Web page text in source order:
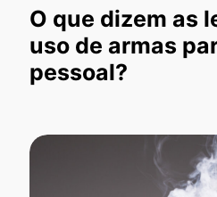
O que dizem as
uso de armas
pessoal?